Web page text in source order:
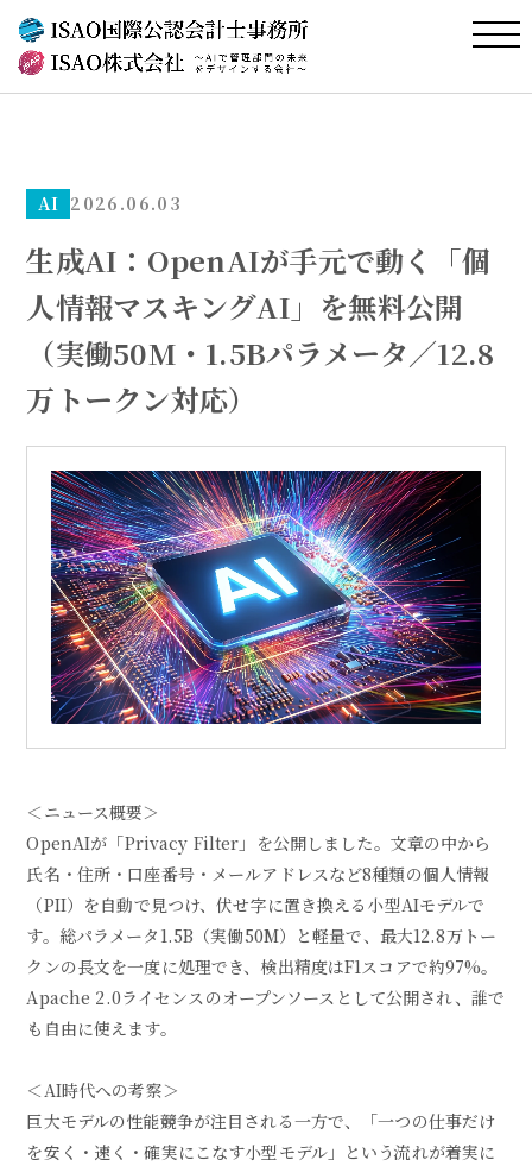
AI 2026.06.03
生成AI：OpenAIが手元で動く「個
人情報マスキングAI」を無料公開
（実働50M・1.5Bパラメータ／12.8
万トークン対応）
＜ニュース概要＞
OpenAIが「Privacy Filter」を公開しました。文章の中から
氏名・住所・口座番号・メールアドレスなど8種類の個人情報
（PII）を自動で見つけ、伏せ字に置き換える小型AIモデルで
す。総パラメータ1.5B（実働50M）と軽量で、最大12.8万トー
クンの長文を一度に処理でき、検出精度はF1スコアで約97%。
Apache 2.0ライセンスのオープンソースとして公開され、誰で
も自由に使えます。
＜AI時代への考察＞
巨大モデルの性能競争が注目される一方で、「一つの仕事だけ
を安く・速く・確実にこなす小型モデル」という流れが着実に